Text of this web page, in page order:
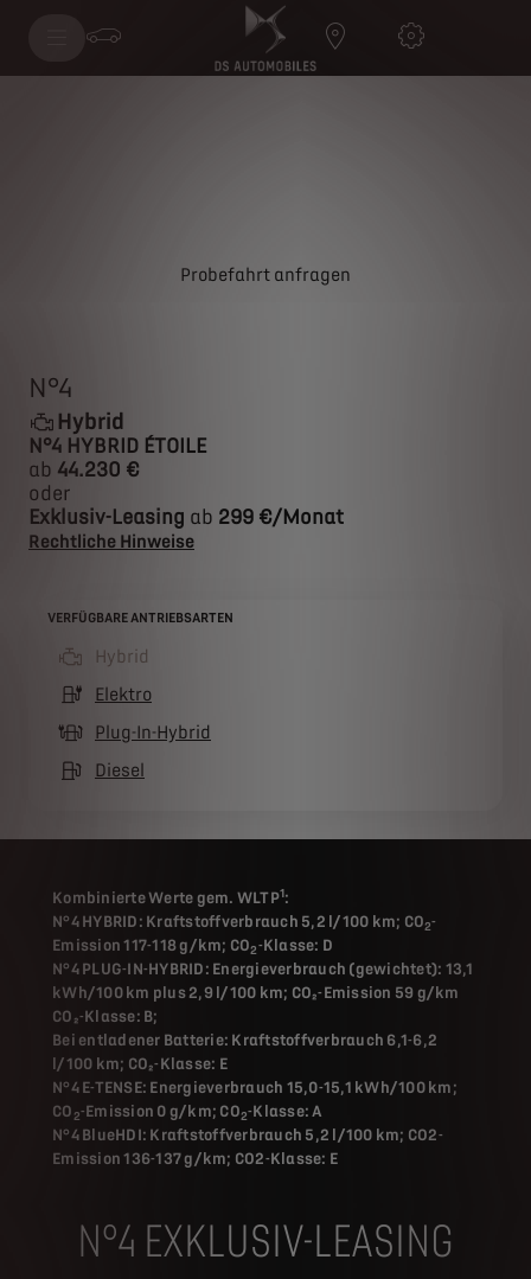
Probefahrt anfragen
N°4
Hybrid
N°4 HYBRID ÉTOILE
ab 44.230 €
oder
Exklusiv-Leasing ab 299 €/Monat
Rechtliche Hinweise
VERFÜGBARE ANTRIEBSARTEN
Hybrid
Elektro
Plug-In-Hybrid
Diesel
Kombinierte Werte gem. WLTP1:
N°4 HYBRID: Kraftstoffverbrauch 5,2 l/100 km; CO2-
Emission 117-118 g/km; CO2-Klasse: D
N°4 PLUG-IN-HYBRID: Energieverbrauch (gewichtet): 13,1
kWh/100 km plus 2,9 l/100 km; CO₂-Emission 59 g/km
CO₂-Klasse: B;
Bei entladener Batterie: Kraftstoffverbrauch 6,1-6,2
l/100 km; CO₂-Klasse: E
N°4 E-TENSE: Energieverbrauch 15,0-15,1 kWh/100 km;
CO 2-Emission 0 g/km; CO2-Klasse: A
N°4 BlueHDI: Kraftstoffverbrauch 5,2 l/100 km; CO2-
Emission 136-137 g/km; CO2-Klasse: E
N°4 EXKLUSIV-LEASING
N°4 HYBRID